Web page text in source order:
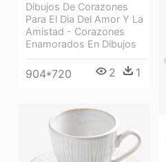
Dibujos De Corazones
Para El Dia Del Amor Y La
Amistad - Corazones
Enamorados En Dibujos
904*720 2 1